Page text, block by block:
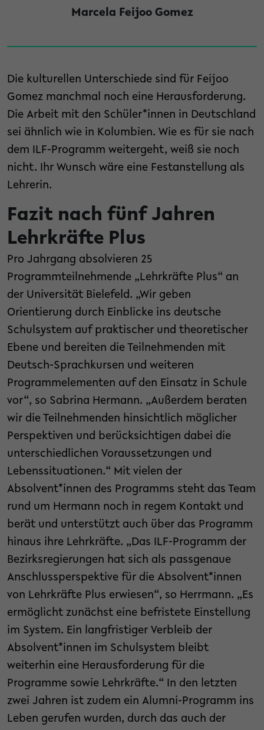
Marcela Feijoo Gomez
Die kulturellen Unterschiede sind für Feijoo
Gomez manchmal noch eine Herausforderung.
Die Arbeit mit den Schüler*innen in Deutschland
sei ähnlich wie in Kolumbien. Wie es für sie nach
dem ILF-Programm weitergeht, weiß sie noch
nicht. Ihr Wunsch wäre eine Festanstellung als
Lehrerin.
Fazit nach fünf Jahren
Lehrkräfte Plus
Pro Jahrgang absolvieren 25
Programmteilnehmende „Lehrkräfte Plus“ an
der Universität Bielefeld. „Wir geben
Orientierung durch Einblicke ins deutsche
Schulsystem auf praktischer und theoretischer
Ebene und bereiten die Teilnehmenden mit
Deutsch-Sprachkursen und weiteren
Programmelementen auf den Einsatz in Schule
vor“, so Sabrina Hermann. „Außerdem beraten
wir die Teilnehmenden hinsichtlich möglicher
Perspektiven und berücksichtigen dabei die
unterschiedlichen Voraussetzungen und
Lebenssituationen.“ Mit vielen der
Absolvent*innen des Programms steht das Team
rund um Hermann noch in regem Kontakt und
berät und unterstützt auch über das Programm
hinaus ihre Lehrkräfte. „Das ILF-Programm der
Bezirksregierungen hat sich als passgenaue
Anschlussperspektive für die Absolvent*innen
von Lehrkräfte Plus erwiesen“, so Herrmann. „Es
ermöglicht zunächst eine befristete Einstellung
im System. Ein langfristiger Verbleib der
Absolvent*innen im Schulsystem bleibt
weiterhin eine Herausforderung für die
Programme sowie Lehrkräfte.“ In den letzten
zwei Jahren ist zudem ein Alumni-Programm ins
Leben gerufen wurden, durch das auch der